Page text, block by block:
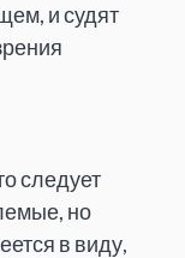
и судят
следует
но
в виду,